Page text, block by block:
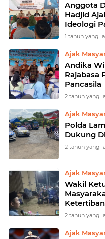
Anggota
Hadjid
Ideologi
1 tahun yang
Ajak
Andika
Rajabasa
Pancasila
2 tahun yang
Ajak
Polda
Dukung
2 tahun yang
Ajak
Wakil
2 tahun yang
Ajak